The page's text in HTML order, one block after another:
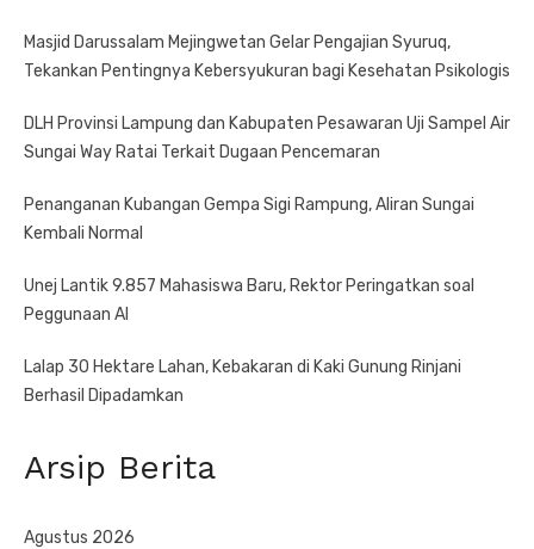
Masjid Darussalam Mejingwetan Gelar Pengajian Syuruq,
Tekankan Pentingnya Kebersyukuran bagi Kesehatan Psikologis
DLH Provinsi Lampung dan Kabupaten Pesawaran Uji Sampel Air
Sungai Way Ratai Terkait Dugaan Pencemaran
Penanganan Kubangan Gempa Sigi Rampung, Aliran Sungai
Kembali Normal
Unej Lantik 9.857 Mahasiswa Baru, Rektor Peringatkan soal
Peggunaan AI
Lalap 30 Hektare Lahan, Kebakaran di Kaki Gunung Rinjani
Berhasil Dipadamkan
Arsip Berita
Agustus 2026